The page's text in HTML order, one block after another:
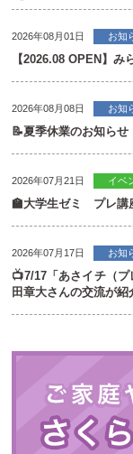
2026年08月01日 お知
【2026.08 OPEN】
2026年08月08日 お知
📝夏季休業のお知らせ
2026年07月21日 イベ
🏫大学生ゼミ プレ講
2026年07月17日 お知
📺7/17「あさイチ（
田章大さんの交流が紹